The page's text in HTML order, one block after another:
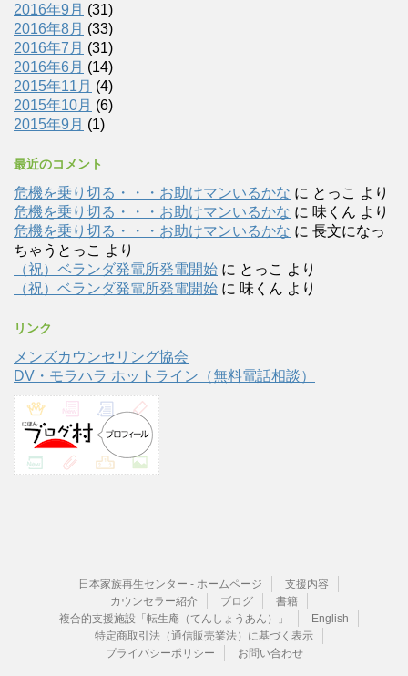
2016年9月 (31)
2016年8月 (33)
2016年7月 (31)
2016年6月 (14)
2015年11月 (4)
2015年10月 (6)
2015年9月 (1)
最近のコメント
危機を乗り切る・・・お助けマンいるかな に とっこ より
危機を乗り切る・・・お助けマンいるかな に 味くん より
危機を乗り切る・・・お助けマンいるかな に 長文になっ
ちゃうとっこ より
（祝）ベランダ発電所発電開始 に とっこ より
（祝）ベランダ発電所発電開始 に 味くん より
リンク
メンズカウンセリング協会
DV・モラハラ ホットライン（無料電話相談）
日本家族再生センター - ホームページ
支援内容
カウンセラー紹介
ブログ
書籍
複合的支援施設「転生庵（てんしょうあん）」
English
特定商取引法（通信販売業法）に基づく表示
プライバシーポリシー
お問い合わせ